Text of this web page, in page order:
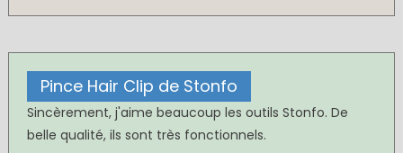
Pince Hair Clip de Stonfo
Sincèrement, j'aime beaucoup les outils Stonfo. De
belle qualité, ils sont très fonctionnels.